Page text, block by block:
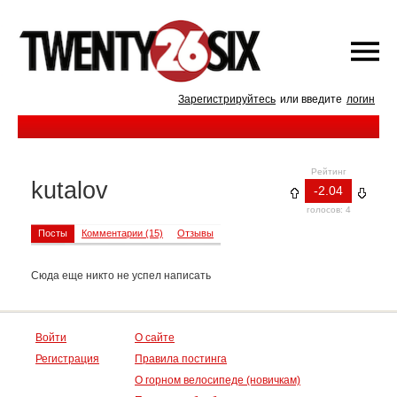
Зарегистрируйтесь или введите логин
Рейтинг
-2.04
голосов: 4
kutalov
Посты Комментарии (15) Отзывы
Сюда еще никто не успел написать
Войти
Регистрация
О сайте
Правила постинга
О горном велосипеде (новичкам)